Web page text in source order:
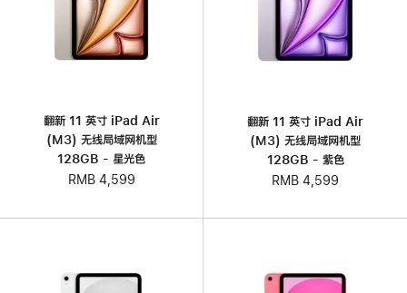
翻新 11 英寸 iPad Air
(M3) 无线局域网机型
128GB - 星光色
RMB 4,599
翻新 11 英寸 iPad Air
(M3) 无线局域网机型
128GB - 紫色
RMB 4,599